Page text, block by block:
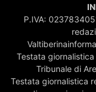
P.IVA:
Testata
Tribunale di
Testata giornalistica